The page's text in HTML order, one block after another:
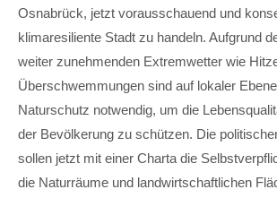
24h/ 365days
Mon - Fri 8:00am - 5:00pm(GMT +1)
Get in touch
Osnabrück, jetzt vorausschauend und
klimaresiliente Stadt zu handeln. Aufgrund
weiter zunehmenden Extremwetter wie
Überschwemmungen sind auf lokaler
Naturschutz notwendig, um die
der Bevölkerung zu schützen. Die
sollen jetzt mit einer Charta die
die Naturräume und landwirtschaftlichen